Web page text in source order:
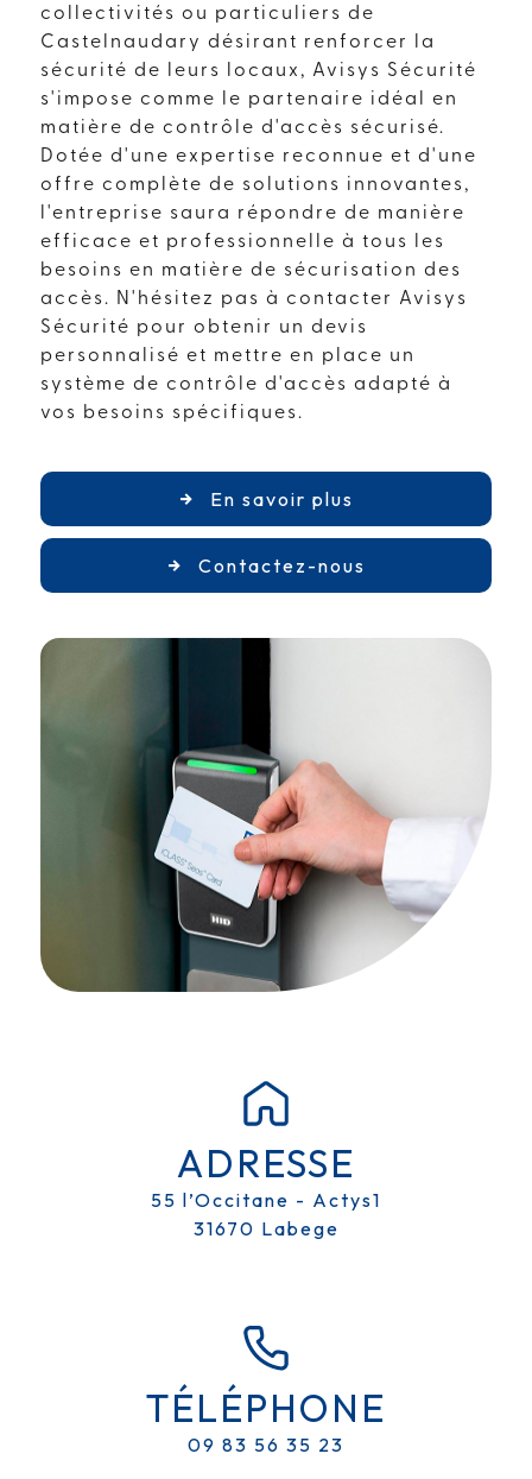
CONTRÔLE D'ACCÈS SÉCURISÉ
PRÈS DE CASTELNAUDARY
collectivités ou particuliers de
Castelnaudary désirant renforcer la
sécurité de leurs locaux, Avisys Sécurité
s'impose comme le partenaire idéal en
matière de contrôle d'accès sécurisé.
Dotée d'une expertise reconnue et d'une
offre complète de solutions innovantes,
l'entreprise saura répondre de manière
efficace et professionnelle à tous les
besoins en matière de sécurisation des
accès. N'hésitez pas à contacter Avisys
Sécurité pour obtenir un devis
personnalisé et mettre en place un
système de contrôle d'accès adapté à
vos besoins spécifiques.
En savoir plus
Contactez-nous
ADRESSE
55 l’Occitane - Actys1
31670 Labege
TÉLÉPHONE
09 83 56 35 23